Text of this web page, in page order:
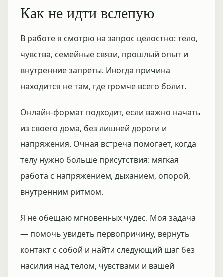
Как не идти вслепую
В работе я смотрю на запрос целостно: тело,
чувства, семейные связи, прошлый опыт и
внутренние запреты. Иногда причина
находится не там, где громче всего болит.
Онлайн-формат подходит, если важно начать
из своего дома, без лишней дороги и
напряжения. Очная встреча помогает, когда
телу нужно больше присутствия: мягкая
работа с напряжением, дыханием, опорой,
внутренним ритмом.
Я не обещаю мгновенных чудес. Моя задача
— помочь увидеть первопричину, вернуть
контакт с собой и найти следующий шаг без
насилия над телом, чувствами и вашей